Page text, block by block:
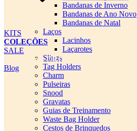
KITS
COLEÇÕES
SALE
cadastro pet QRCODE
Blog
Bandanas de Inverno
Bandanas de Ano Novo
Bandanas de Natal
Laços
Lacinhos
Laçarotes
Slings
Tag Holders
Charm
Pulseiras
Snood
Gravatas
Guias de Treinamento
Waste Bag Holder
Cestos de Brinquedos